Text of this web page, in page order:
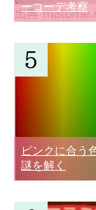
ーコーデ考察
ピンクに合う
謎を解く